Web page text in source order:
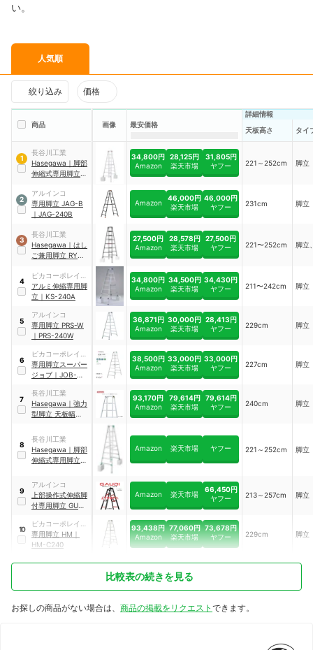
い。
人気順
絞り込み 価格
商品 画像 最安価格
詳細情報
天板高さ
タイ
1
長谷川工業
Hasegawa ｜ 脚部
伸縮式専用脚立
34,800円
Amazon
28,125円
楽天市場
31,805円
ヤフー
221～252cm 脚立
2
アルインコ
専用脚立 JAG-B
｜ JAG-240B
Amazon
46,000円
楽天市場
46,000円
ヤフー
231cm 脚立
3
長谷川工業
Hasegawa ｜ はし
ご兼用脚立 RYZB
27,500円
Amazon
28,578円
楽天市場
27,500円
ヤフー
221〜252cm 脚立
4
ピカコーポレイシ
ョン
アルミ伸縮専用脚
立 ｜ KS-240A
34,800円
Amazon
34,500円
楽天市場
34,430円
ヤフー
211〜242cm 脚立
5
アルインコ
専用脚立 PRS-W
｜ PRS-240W
36,871円
Amazon
30,000円
楽天市場
28,413円
ヤフー
229cm 脚立
6
ピカコーポレイシ
ョン
専用脚立スーパー
ジョブ ｜ JOB-
38,500円
Amazon
33,000円
楽天市場
33,000円
ヤフー
227cm 脚立
7
長谷川工業
Hasegawa ｜ 強力
型脚立 天板幅広タ
93,170円
Amazon
79,614円
楽天市場
79,614円
ヤフー
240cm 脚立
8
長谷川工業
Hasegawa ｜ 脚部
伸縮式専用脚立
Amazon 楽天市場 ヤフー 221～252cm 脚立
9
アルインコ
上部操作式伸縮脚
付専用脚立 GUD
Amazon 楽天市場
66,450円
ヤフー
213～257cm 脚立
10
ピカコーポレイシ
ョン
専用脚立 HM ｜
HM-C240
93,438円
Amazon
77,060円
楽天市場
73,678円
ヤフー
229cm 脚立
比較表の続きを見る
お探しの商品がない場合は、 商品の掲載をリクエスト できます。